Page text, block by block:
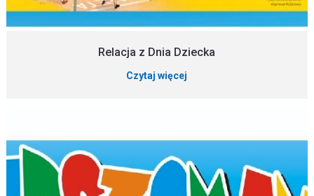
Relacja z Dnia Dziecka
Czytaj więcej